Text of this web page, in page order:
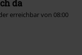
da
erreichbar von 08:00